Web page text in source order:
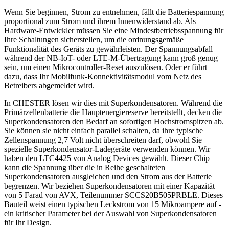
Wenn Sie beginnen, Strom zu entnehmen, fällt die Batteriespannung
proportional zum Strom und ihrem Innenwiderstand ab. Als
Hardware-Entwickler müssen Sie eine Mindestbetriebsspannung für
Ihre Schaltungen sicherstellen, um die ordnungsgemäße
Funktionalität des Geräts zu gewährleisten. Der Spannungsabfall
während der NB-IoT- oder LTE-M-Übertragung kann groß genug
sein, um einen Mikrocontroller-Reset auszulösen. Oder er führt
dazu, dass Ihr Mobilfunk-Konnektivitätsmodul vom Netz des
Betreibers abgemeldet wird.
In CHESTER lösen wir dies mit Superkondensatoren. Während die
Primärzellenbatterie die Hauptenergiereserve bereitstellt, decken die
Superkondensatoren den Bedarf an sofortigen Hochstromspitzen ab.
Sie können sie nicht einfach parallel schalten, da ihre typische
Zellenspannung 2,7 Volt nicht überschreiten darf, obwohl Sie
spezielle Superkondensator-Ladegeräte verwenden können. Wir
haben den LTC4425 von Analog Devices gewählt. Dieser Chip
kann die Spannung über die in Reihe geschalteten
Superkondensatoren ausgleichen und den Strom aus der Batterie
begrenzen. Wir beziehen Superkondensatoren mit einer Kapazität
von 5 Farad von AVX, Teilenummer SCCS20B505PRBLE. Dieses
Bauteil weist einen typischen Leckstrom von 15 Mikroampere auf -
ein kritischer Parameter bei der Auswahl von Superkondensatoren
für Ihr Design.